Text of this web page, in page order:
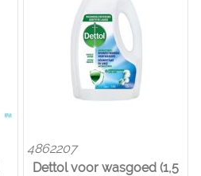
4862207
Dettol voor wasgoed (1,5